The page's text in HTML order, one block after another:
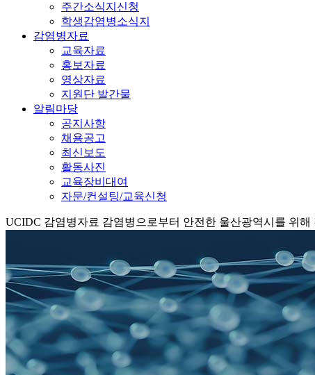
주간소식지신청
학생감염병소식지
감염병자료
교육자료
홍보자료
영상자료
지원단 발간물
알림마당
공지사항
채용공고
최신보도
활동사진
교육장비대여
자문/컨설팅/교육신청
UCIDC 감염병자료 감염병으로부터 안전한 울산광역시를 위